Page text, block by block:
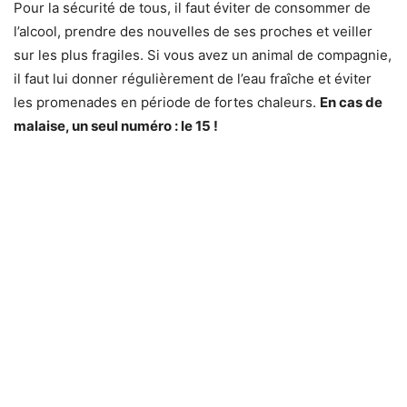
Pour la sécurité de tous, il faut éviter de consommer de
l’alcool, prendre des nouvelles de ses proches et veiller
sur les plus fragiles. Si vous avez un animal de compagnie,
il faut lui donner régulièrement de l’eau fraîche et éviter
les promenades en période de fortes chaleurs. En cas de
malaise, un seul numéro : le 15 !